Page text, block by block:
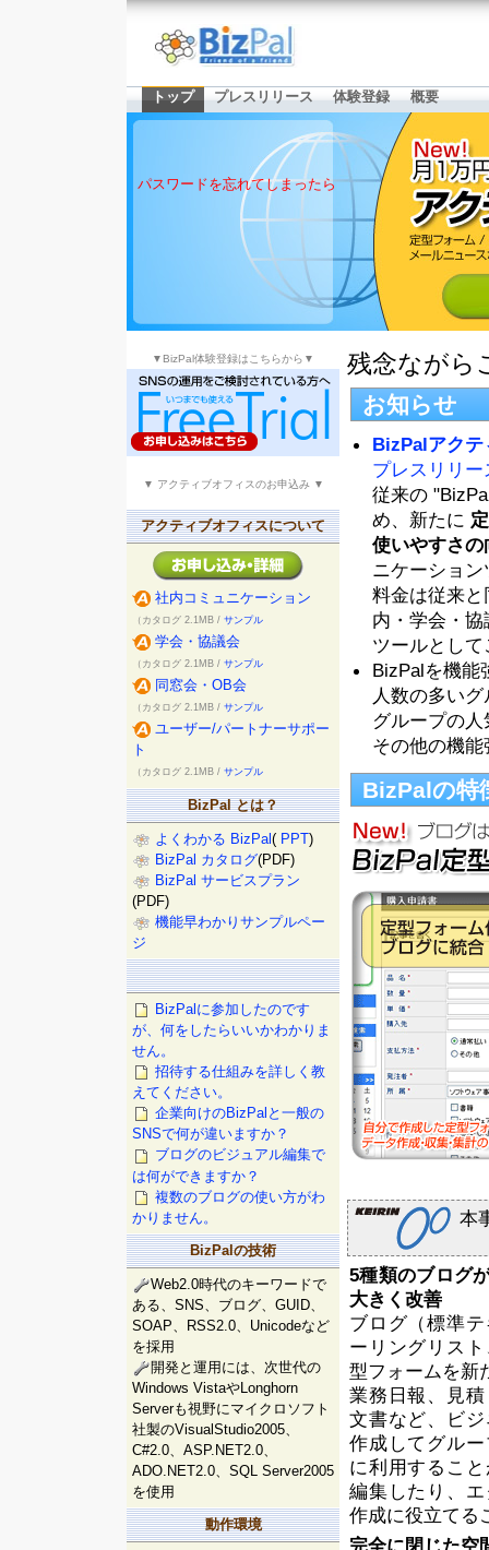
トップ プレスリリース 体験登録 概要
パスワードを忘れてしまったら
▼BizPal体験登録はこちらから▼
▼ アクティブオフィスのお申込み ▼
アクティブオフィスについて
社内コミュニケーション
（カタログ 2.1MB / サンプル
学会・協議会
（カタログ 2.1MB / サンプル
同窓会・OB会
（カタログ 2.1MB / サンプル
ユーザー/パートナーサポー
ト
（カタログ 2.1MB / サンプル
BizPal とは？
よくわかる BizPal( PPT)
BizPal カタログ(PDF)
BizPal サービスプラン
(PDF)
機能早わかりサンプルペー
ジ
BizPalに参加したのです
が、何をしたらいいかわかりま
せん。
招待する仕組みを詳しく教
えてください。
企業向けのBizPalと一般の
SNSで何が違いますか？
ブログのビジュアル編集で
は何ができますか？
複数のブログの使い方がわ
かりません。
BizPalの技術
Web2.0時代のキーワードで
ある、SNS、ブログ、GUID、
SOAP、RSS2.0、Unicodeなど
を採用
開発と運用には、次世代の
Windows VistaやLonghorn
Serverも視野にマイクロソフト
社製のVisualStudio2005、
C#2.0、ASP.NET2.0、
ADO.NET2.0、SQL Server2005
を使用
動作環境
残念ながら
お知らせ
BizPalアクテ
プレスリリー
従来の
め、新たに
使いやすさの
ニケーショ
料金は従来
内・学会・
ツールとし
BizPalを機能
人数の多い
グループの
その他の機
BizPalの特
本
5種類のブログ
大きく改善
ブログ（標準
ーリングリス
型フォームを新
業務日報、見
文書など、ビ
作成してグル
に利用するこ
編集したり、
作成に役立てる
完全に閉じた